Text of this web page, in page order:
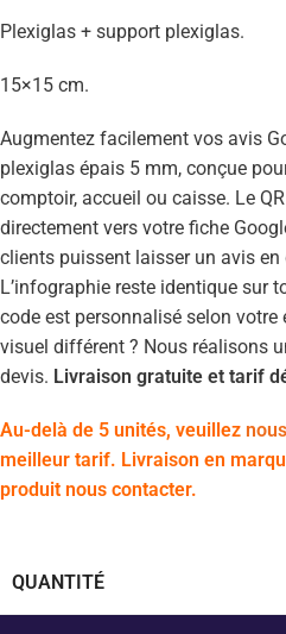
Plexiglas + support plexiglas.
15×15 cm.
Augmentez facilement vos avis
plexiglas épais 5 mm, conçue
comptoir, accueil ou caisse. Le
directement vers votre fiche
clients puissent laisser un avis en
L’infographie reste identique sur
code est personnalisé selon votre
visuel différent ? Nous réalisons
devis. Livraison gratuite et tarif
Au-delà de 5 unités, veuillez
meilleur tarif. Livraison en
produit nous contacter.
QUANTITÉ